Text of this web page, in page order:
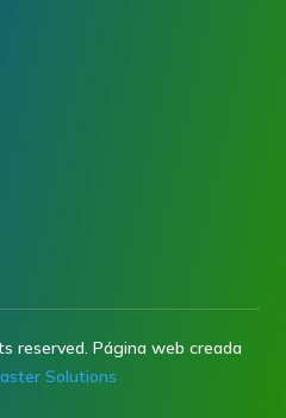
reserved. Página web creada
Solutions